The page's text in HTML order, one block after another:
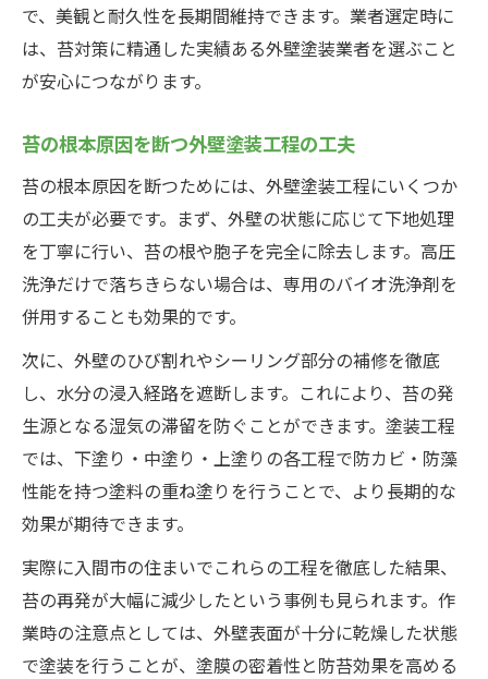
で、美観と耐久性を長期間維持できます。業者選定時に
は、苔対策に精通した実績ある外壁塗装業者を選ぶこと
が安心につながります。
苔の根本原因を断つ外壁塗装工程の工夫
苔の根本原因を断つためには、外壁塗装工程にいくつか
の工夫が必要です。まず、外壁の状態に応じて下地処理
を丁寧に行い、苔の根や胞子を完全に除去します。高圧
洗浄だけで落ちきらない場合は、専用のバイオ洗浄剤を
併用することも効果的です。
次に、外壁のひび割れやシーリング部分の補修を徹底
し、水分の浸入経路を遮断します。これにより、苔の発
生源となる湿気の滞留を防ぐことができます。塗装工程
では、下塗り・中塗り・上塗りの各工程で防カビ・防藻
性能を持つ塗料の重ね塗りを行うことで、より長期的な
効果が期待できます。
実際に入間市の住まいでこれらの工程を徹底した結果、
苔の再発が大幅に減少したという事例も見られます。作
業時の注意点としては、外壁表面が十分に乾燥した状態
で塗装を行うことが、塗膜の密着性と防苔効果を高める